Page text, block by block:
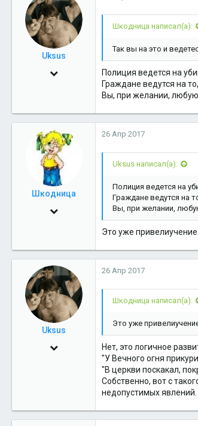
Uksus
4 Июн 2009
38
Шкодница написал(а):
Так вы на это и
Полиция ведется на
Граждане ведутся на
Вы, при желании,
Шкодница
23 Сен 2014
36
26 Апр 2017
Uksus написал(а):
Полиция ведется на
Граждане ведутся на
Вы, при желании,
Это уже привелиучение.
Uksus
4 Июн 2009
26 Апр 2017
Шкодница написал(а):
Это уже
Нет, это логичное
"У Вечного огня
"В церкви поскакал,
Собственно, вот с
недопустимых